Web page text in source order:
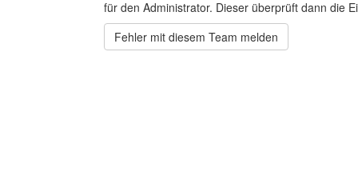
für den Administrator. Dieser überprüft dann die
Fehler mit diesem Team melden